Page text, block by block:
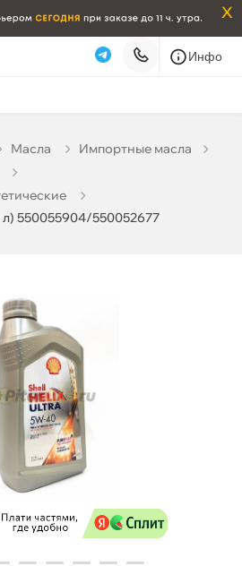
x
Инфо
Масла
Импортные масла
л) 550055904/550052677
Завтра, 08.08 (при заказе от 2000₽)
Сегодня, 07.08